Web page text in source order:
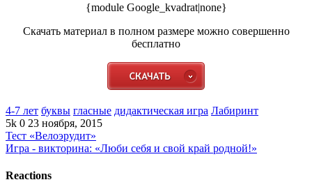
{module Google_kvadrat|none}
Скачать материал в полном размере можно совершенно
бесплатно
4-7 лет буквы гласные дидактическая игра Лабиринт
5k 0 23 ноября, 2015
Тест «Велоэрудит»
Игра - викторина: «Люби себя и свой край родной!»
Reactions